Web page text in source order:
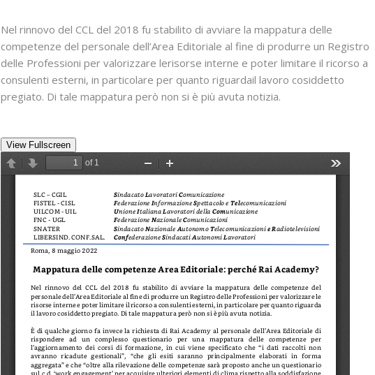
Nel rinnovo del CCL del 2018 fu stabilito di avviare la mappatura delle
competenze del personale dell’Area Editoriale al fine di produrre un Registro
delle Professioni per valorizzare lerisorse interne e poter limitare il ricorso a
consulenti esterni, in particolare per quanto riguardail lavoro cosiddetto
pregiato. Di tale mappatura però non si è più avuta notizia.
View Fullscreen